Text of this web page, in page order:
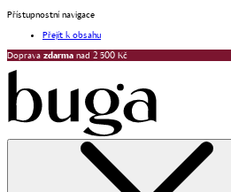
Přístupnostní navigace
Přejít k obsahu
Doprava zdarma nad 2 500 Kč